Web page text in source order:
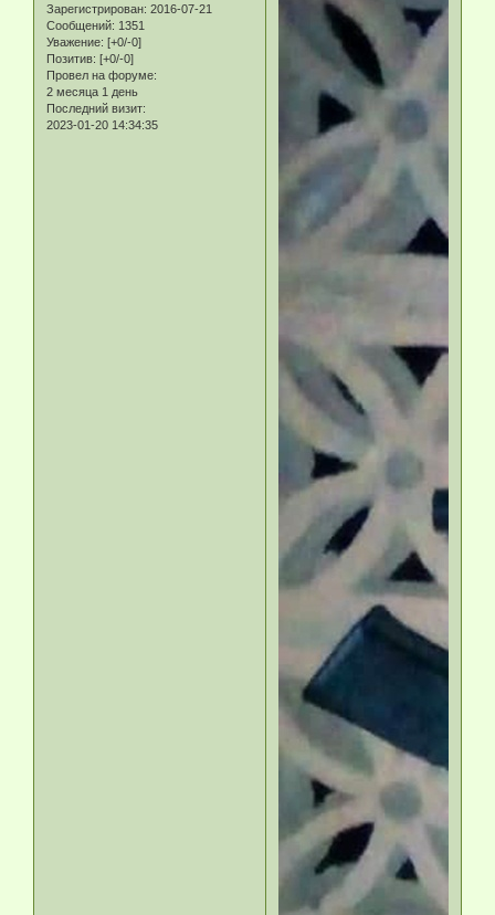
Зарегистрирован: 2016-07-21
Сообщений: 1351
Уважение: [+0/-0]
Позитив: [+0/-0]
Провел на форуме:
2 месяца 1 день
Последний визит:
2023-01-20 14:34:35